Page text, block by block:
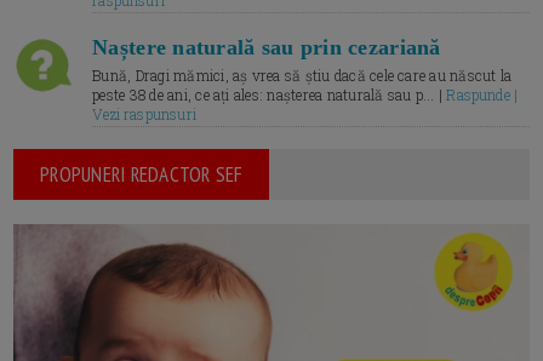
Naștere naturală sau prin cezariană
Bună, Dragi mămici, aș vrea să știu dacă cele care au născut la
peste 38 de ani, ce ați ales: nașterea naturală sau p... |Raspunde |
Vezi raspunsuri
PROPUNERI REDACTOR SEF